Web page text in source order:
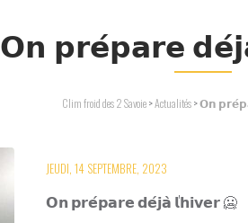
𝗢𝗻 𝗽𝗿𝗲́𝗽𝗮𝗿𝗲
Clim froid des 2 Savoie>Actualités>𝗢𝗻
JEUDI, 14 SEPTEMBRE, 2023
𝗢𝗻 𝗽𝗿𝗲́𝗽𝗮𝗿𝗲 𝗱𝗲́𝗷𝗮̀ 𝗹'𝗵𝗶𝘃𝗲𝗿 🥶